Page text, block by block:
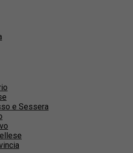
e Sessera